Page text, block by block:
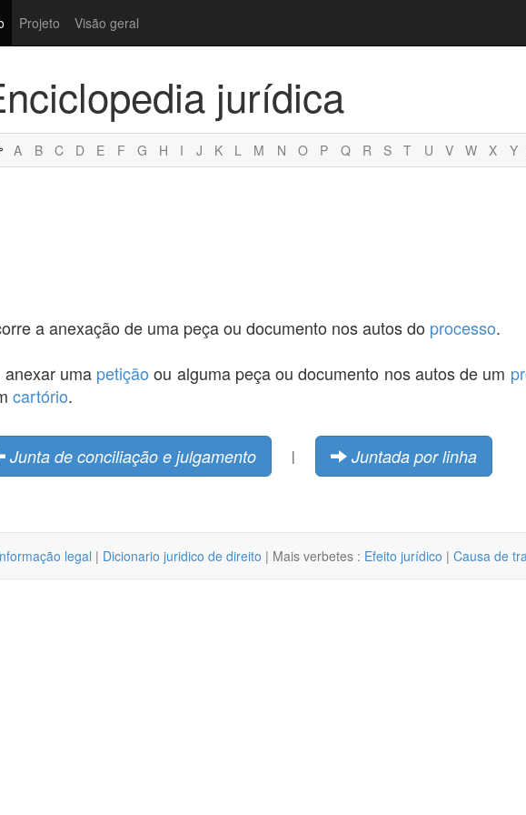
Projeto Visão geral
jurídica
A B C D E F G H I J K L M N O P Q R S T U V W X Y
a anexação de uma peça ou documento nos autos do processo.
uma petição ou alguma peça ou documento nos autos de um
cartório.
Junta de conciliação e julgamento | Juntada por linha
legal | Dicionario juridico de direito | Mais verbetes : Efeito jurídico | Causa de